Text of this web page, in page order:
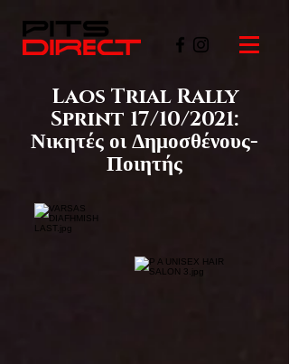
Laos Trial Rally
Sprint 17/10/2021:
Νικητές οι Δημοσθένους-
Ποιητής